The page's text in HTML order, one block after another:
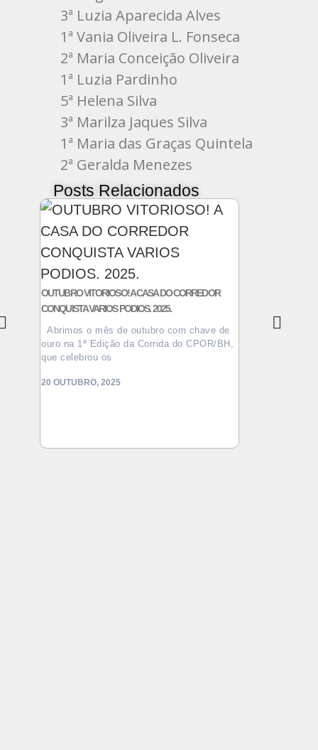
3ª Luzia Aparecida Alves
1ª Vania Oliveira L. Fonseca
2ª Maria Conceição Oliveira
1ª Luzia Pardinho
5ª Helena Silva
3ª Marilza Jaques Silva
1ª Maria das Graças Quintela
2ª Geralda Menezes
Posts Relacionados
OUTUBRO VITORIOSO! A CASA DO CORREDOR
CONQUISTA VARIOS PODIOS. 2025.
Abrimos o mês de outubro com chave de
ouro na 1ª Edição da Corrida do CPOR/BH,
que celebrou os
20 OUTUBRO, 2025
A CASA DO
TRADICIONAL